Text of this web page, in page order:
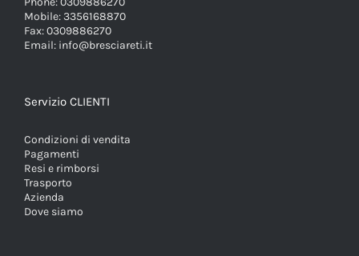
Mobile:3356168870
Fax:0309886270
Email: info@bresciareti.it
Servizio CLIENTI
Condizioni di vendita
Pagamenti
Resi e rimborsi
Trasporto
Azienda
Dove siamo